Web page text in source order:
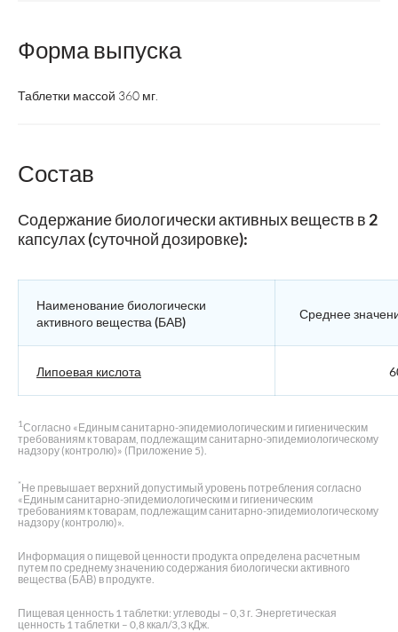
Форма выпуска
Таблетки массой 360 мг.
Состав
Содержание биологически активных веществ в 2
капсулах (суточной дозировке):
Наименование биологически
активного вещества (БАВ)
Среднее
Липоевая кислота
1Согласно «Единым санитарно-эпидемиологическим и гигиеническим
требованиям к товарам, подлежащим санитарно-эпидемиологическому
надзору (контролю)» (Приложение 5).
*Не превышает верхний допустимый уровень потребления согласно
«Единым санитарно-эпидемиологическим и гигиеническим
требованиям к товарам, подлежащим санитарно-эпидемиологическому
надзору (контролю)».
Информация о пищевой ценности продукта определена расчетным
путем по среднему значению содержания биологически активного
вещества (БАВ) в продукте.
Пищевая ценность 1 таблетки: углеводы – 0,3 г. Энергетическая
ценность 1 таблетки – 0,8 ккал/3,3 кДж.